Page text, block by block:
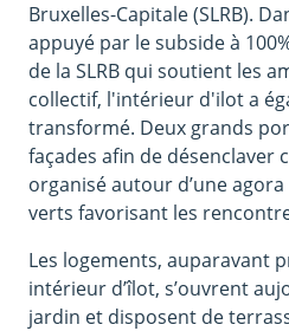
Bruxelles-Capitale (SLRB).
appuyé par le subside à
de la SLRB qui soutient les
collectif, l'intérieur d'ilot a
transformé. Deux grands
façades afin de désenclaver
organisé autour d’une agora
verts favorisant les
Les logements, auparavant
intérieur d’îlot, s’ouvrent
jardin et disposent de